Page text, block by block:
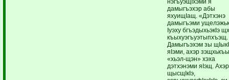
дамыгъэхэр абы
яхуищIащ. «Дэтхэнэ
дамыгъэми
Iуэху бгъэдыхьэкIэ
къыхуэгъуэтыпхъэщ.
Дамыгъэхэм зы
яIэми, ахэр
«хьэл-щэн» хэха
дэтхэнэми яIэщ. Ахэр
щысщIкIэ,